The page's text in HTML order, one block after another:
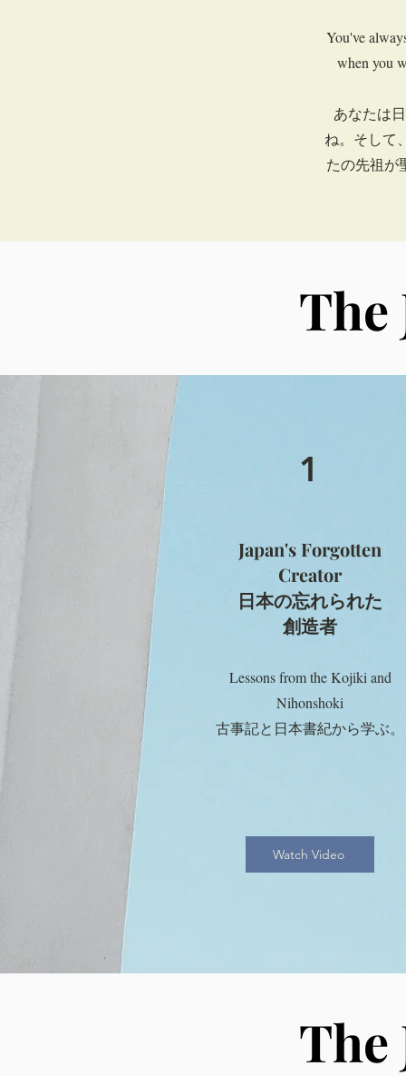
You've
when you
あなたは
ね。そして
たの先祖が
The
1
Japan's Forgotten
Creator
日本の忘れられた
創造者
Lessons from the Kojiki and
Nihonshoki
古事記と日本書紀から学ぶ。
Watch Video
The